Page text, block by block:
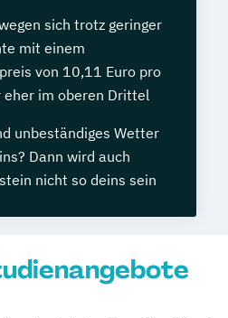
sich trotz geringer
mit einem
von 10,11 Euro pro
eher im oberen Drittel
unbeständiges Wetter
Dann wird auch
nicht so deins sein